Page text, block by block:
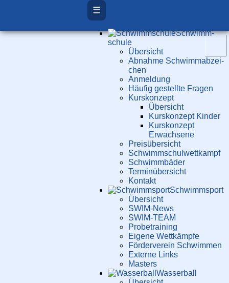
☰
Schwimm­
schule
Übersicht
Ab­nah­me Schwimm­ab­zei­
chen
Anmeldung
Häufig gestellte Fragen
Kurs­konzept
Übersicht
Kurskonzept Kinder
Kurskonzept
Erwachsene
Preis­über­sicht
Schwimm­schul­wett­kampf
Schwimm­bäder
Terminübersicht
Kontakt
Schwimm­sport
Übersicht
SWIM-News
SWIM-TEAM
Probe­training
Eigene Wettkämpfe
Förderverein Schwimmen
Externe Links
Masters
Wasser­ball